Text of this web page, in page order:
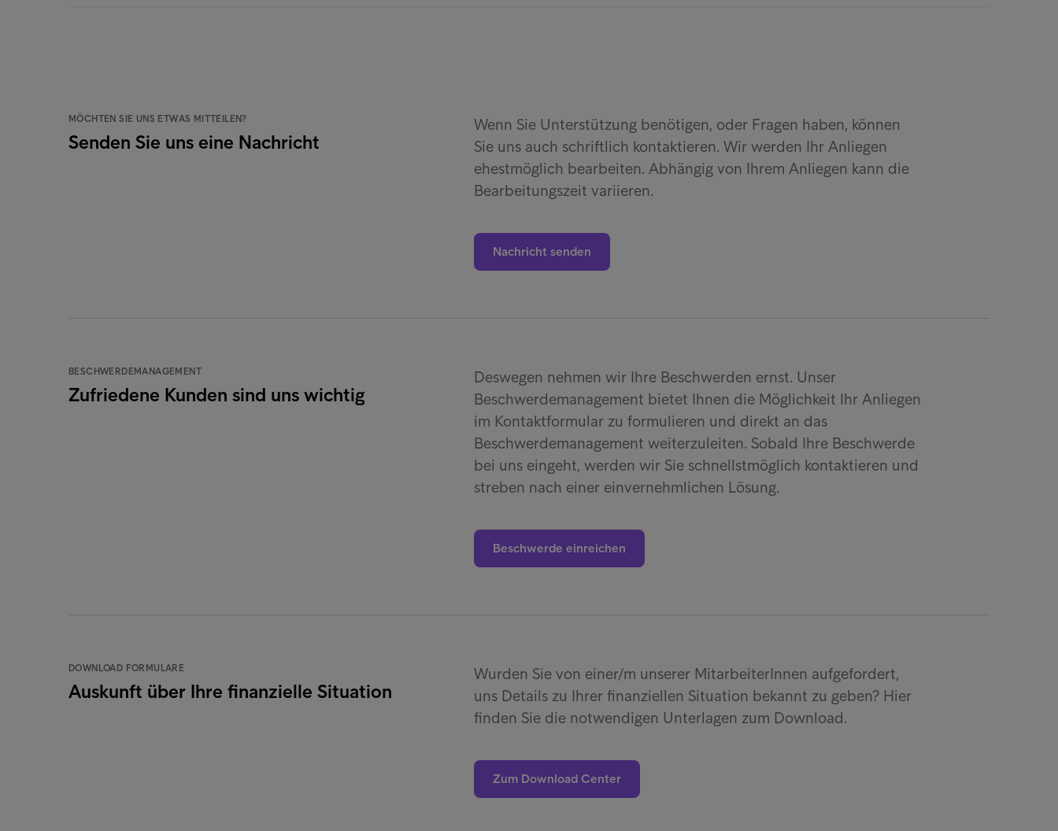
MÖCHTEN SIE UNS ETWAS MITTEILEN?
Senden Sie uns eine Nachricht
Wenn Sie Unterstützung benötigen, oder Fragen haben, können
Sie uns auch schriftlich kontaktieren. Wir werden Ihr Anliegen
ehestmöglich bearbeiten. Abhängig von Ihrem Anliegen kann die
Bearbeitungszeit variieren.
Nachricht senden
BESCHWERDEMANAGEMENT
Zufriedene Kunden sind uns wichtig
Deswegen nehmen wir Ihre Beschwerden ernst. Unser
Beschwerdemanagement bietet Ihnen die Möglichkeit Ihr Anliegen
im Kontaktformular zu formulieren und direkt an das
Beschwerdemanagement weiterzuleiten. Sobald Ihre Beschwerde
bei uns eingeht, werden wir Sie schnellstmöglich kontaktieren und
streben nach einer einvernehmlichen Lösung.
Beschwerde einreichen
DOWNLOAD FORMULARE
Auskunft über Ihre finanzielle Situation
Wurden Sie von einer/m unserer MitarbeiterInnen aufgefordert,
uns Details zu Ihrer finanziellen Situation bekannt zu geben? Hier
finden Sie die notwendigen Unterlagen zum Download.
Zum Download Center